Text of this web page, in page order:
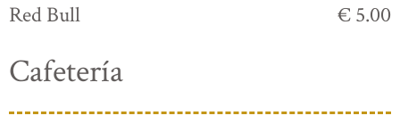
Red Bull
€ 5.00
Cafetería